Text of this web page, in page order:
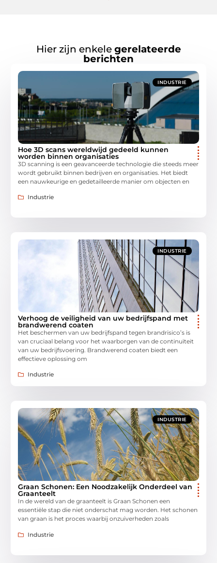
Hier zijn enkele gerelateerde
berichten
INDUSTRIE
Hoe 3D scans wereldwijd gedeeld kunnen
worden binnen organisaties
3D scanning is een geavanceerde technologie die steeds meer
wordt gebruikt binnen bedrijven en organisaties. Het biedt
een nauwkeurige en gedetailleerde manier om objecten en
Industrie
INDUSTRIE
Verhoog de veiligheid van uw bedrijfspand met
brandwerend coaten
Het beschermen van uw bedrijfspand tegen brandrisico’s is
van cruciaal belang voor het waarborgen van de continuïteit
van uw bedrijfsvoering. Brandwerend coaten biedt een
effectieve oplossing om
Industrie
INDUSTRIE
Graan Schonen: Een Noodzakelijk Onderdeel van
Graanteelt
In de wereld van de graanteelt is Graan Schonen een
essentiële stap die niet onderschat mag worden. Het schonen
van graan is het proces waarbij onzuiverheden zoals
Industrie